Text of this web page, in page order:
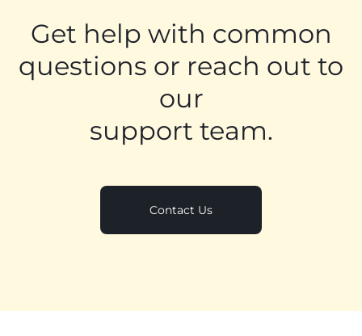
Get help with common
questions or reach out to
our
support team.
Contact Us